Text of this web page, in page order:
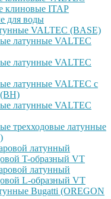
клиновые ITAP
для воды
VALTEC (BASE)
латунные VALTEC
латунные VALTEC
латунные VALTEC с
(ВН)
латунные VALTEC
трехходовые латунные
латунный
T-образный VT
латунный
L-образный VT
Bugatti (OREGON